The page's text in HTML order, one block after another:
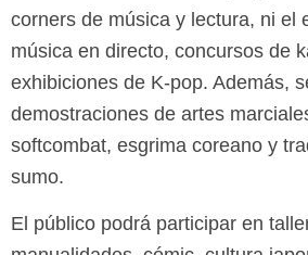
corners de música y lectura, ni el
música en directo, concursos de
exhibiciones de K‑pop. Además,
demostraciones de artes
softcombat, esgrima coreano y
sumo.
El público podrá participar en